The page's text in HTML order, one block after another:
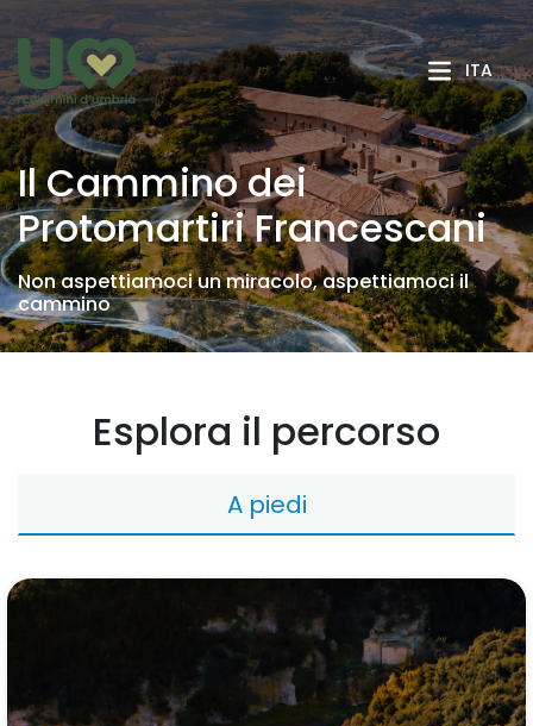
Skip to Main Content
ITA
Il Cammino dei
Protomartiri Francescani
Non aspettiamoci un miracolo, aspettiamoci il
cammino
Esplora il percorso
A piedi